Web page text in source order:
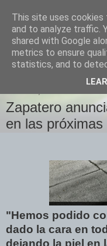
Izquierda
Desde Cuenca para el
Zapatero
en las
"Hemos podido
dado la cara en
dejando la piel en
This site uses
and to analyze traffic.
shared with Google
metrics to ensure
statistics, and to